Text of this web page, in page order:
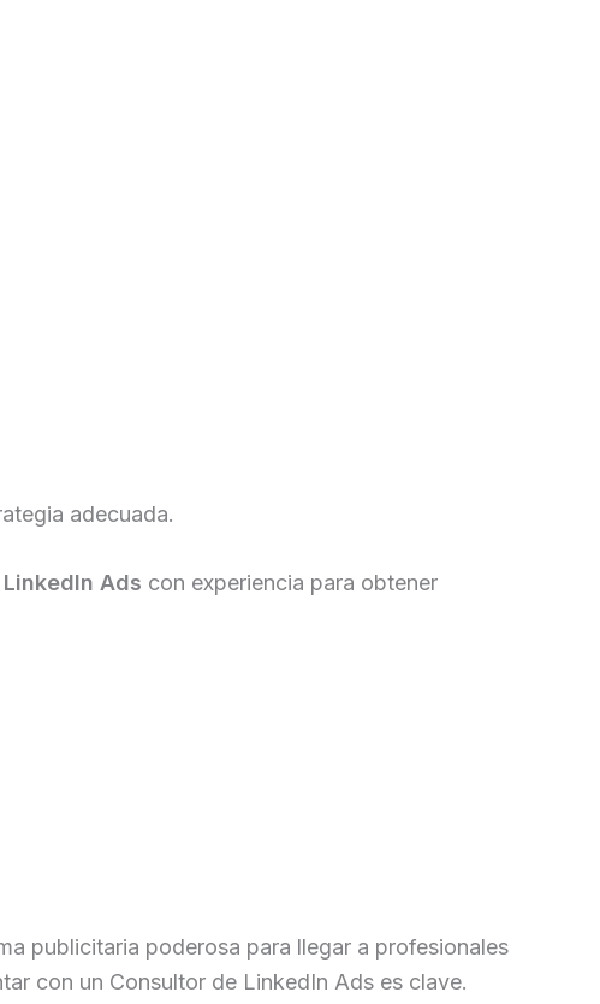
adecuada.
Ads con experiencia para obtener
publicitaria poderosa para llegar a profesionales
con un Consultor de LinkedIn Ads es clave.